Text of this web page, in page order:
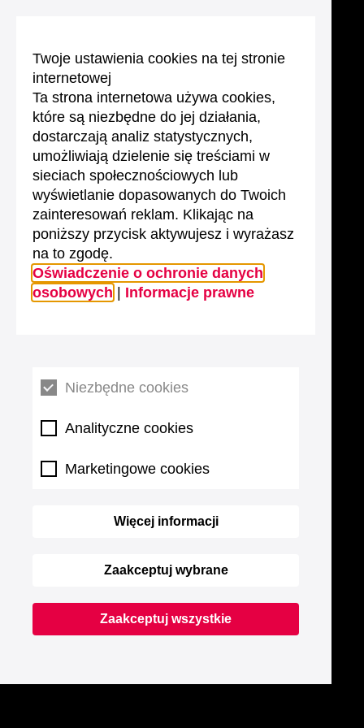
Twoje ustawienia cookies na tej stronie
internetowej
Ta strona internetowa używa cookies,
które są niezbędne do jej działania,
dostarczają analiz statystycznych,
umożliwiają dzielenie się treściami w
sieciach społecznościowych lub
wyświetlanie dopasowanych do Twoich
zainteresowań reklam. Klikając na
poniższy przycisk aktywujesz i wyrażasz
na to zgodę.
Oświadczenie o ochronie danych
osobowych
Informacje prawne
Niezbędne cookies
Analityczne cookies
Marketingowe cookies
Więcej informacji
Zaakceptuj wybrane
Zaakceptuj wszystkie